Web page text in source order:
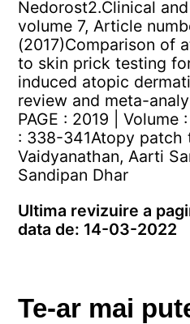
Nedorost2.Clinical
volume 7, Article
(2017)Comparison of
to skin prick testing
induced atopic
review and meta-
PAGE : 2019 | Volume
: 338-341Atopy patch
Vaidyanathan, Aarti
Sandipan Dhar
Ultima revizuire a
data de: 14-03-2022
Te-ar mai